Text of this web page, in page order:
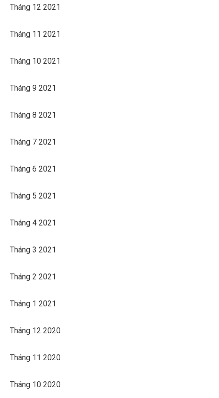
Tháng 12 2021
Tháng 11 2021
Tháng 10 2021
Tháng 9 2021
Tháng 8 2021
Tháng 7 2021
Tháng 6 2021
Tháng 5 2021
Tháng 4 2021
Tháng 3 2021
Tháng 2 2021
Tháng 1 2021
Tháng 12 2020
Tháng 11 2020
Tháng 10 2020